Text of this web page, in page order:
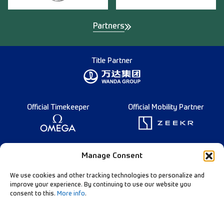
Manage Consent
We use cookies and other tracking technologies to personalize and
improve your experience. By continuing to use our website you
consent to this. More info.
Partners
Title Partner
Official Timekeeper Official Mobility Partner
Founding Partner